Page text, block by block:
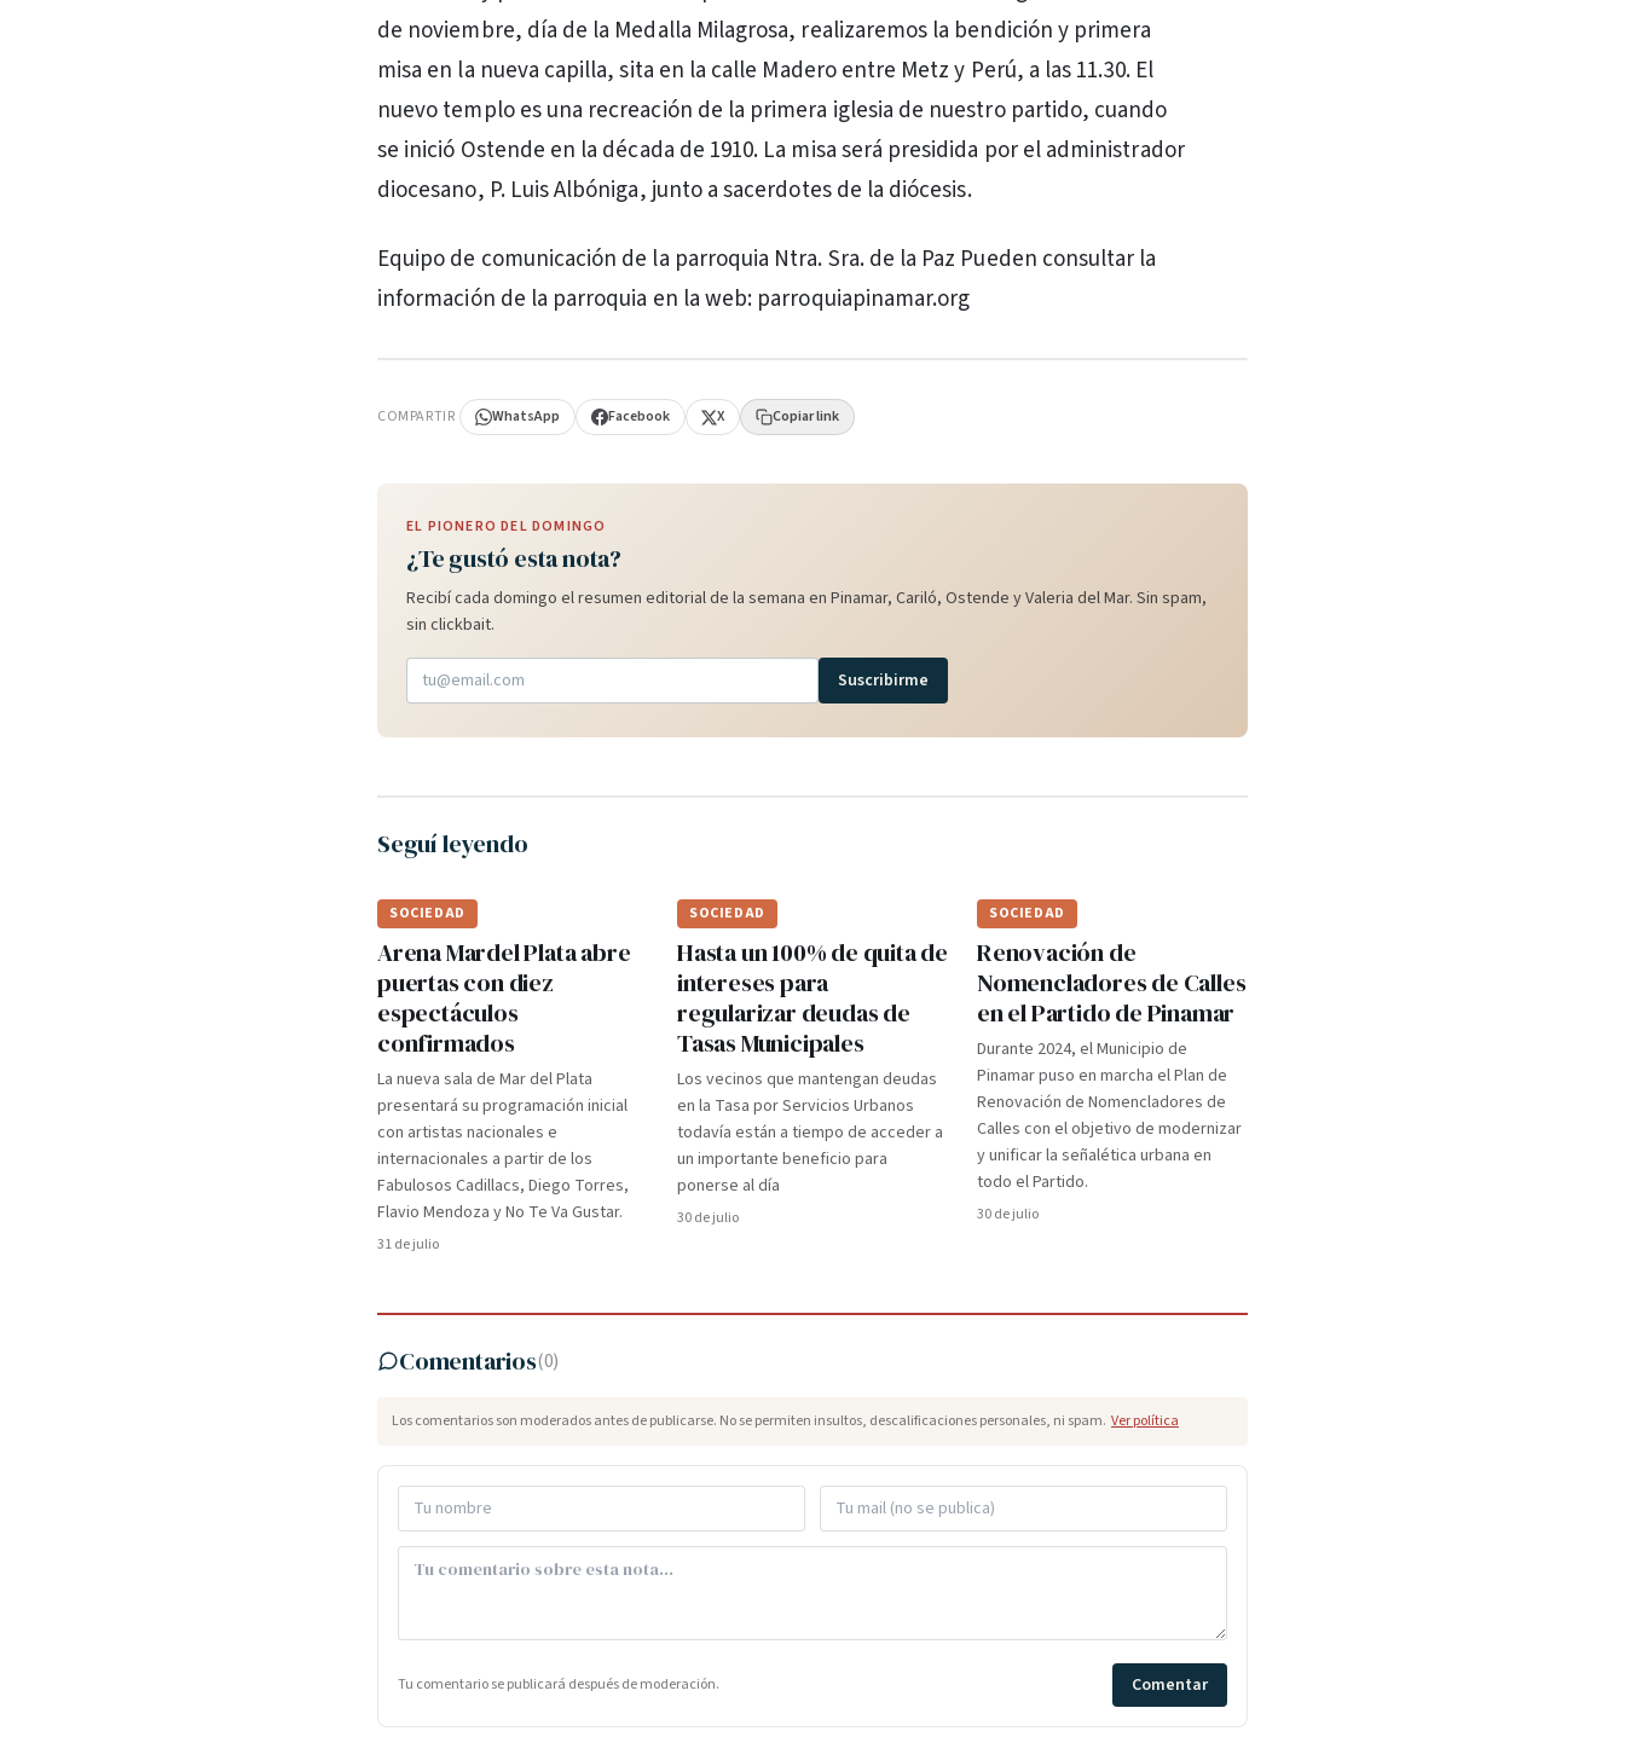
de noviembre, día de la Medalla Milagrosa, realizaremos la bendición y primera
misa en la nueva capilla, sita en la calle Madero entre Metz y Perú, a las 11.30. El
nuevo templo es una recreación de la primera iglesia de nuestro partido, cuando
se inició Ostende en la década de 1910. La misa será presidida por el administrador
diocesano, P. Luis Albóniga, junto a sacerdotes de la diócesis.
Equipo de comunicación de la parroquia Ntra. Sra. de la Paz Pueden consultar la
información de la parroquia en la web: parroquiapinamar.org
COMPARTIR WhatsApp Facebook X Copiar link
EL PIONERO DEL DOMINGO
¿Te gustó esta nota?
Recibí cada domingo el resumen editorial de la semana en Pinamar, Cariló, Ostende y Valeria del Mar. Sin spam,
sin clickbait.
Suscribirme
Seguí leyendo
SOCIEDAD
Arena Mardel Plata abre
puertas con diez
espectáculos
confirmados
La nueva sala de Mar del Plata
presentará su programación inicial
con artistas nacionales e
internacionales a partir de los
Fabulosos Cadillacs, Diego Torres,
Flavio Mendoza y No Te Va Gustar.
31 de julio
SOCIEDAD
Hasta un 100% de quita de
intereses para
regularizar deudas de
Tasas Municipales
Los vecinos que mantengan deudas
en la Tasa por Servicios Urbanos
todavía están a tiempo de acceder a
un importante beneficio para
ponerse al día
30 de julio
SOCIEDAD
Renovación de
Nomencladores de Calles
en el Partido de Pinamar
Durante 2024, el Municipio de
Pinamar puso en marcha el Plan de
Renovación de Nomencladores de
Calles con el objetivo de modernizar
y unificar la señalética urbana en
todo el Partido.
30 de julio
Comentarios(0)
Los comentarios son moderados antes de publicarse. No se permiten insultos, descalificaciones personales, ni spam. Ver política
Tu comentario se publicará después de moderación. Comentar